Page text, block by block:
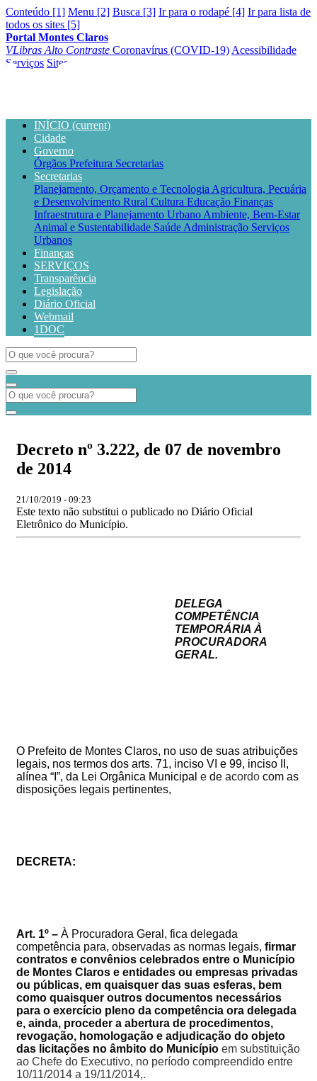
Conteúdo [1] Menu [2] Busca [3] Ir para o rodapé [4] Ir para lista de
todos os sites [5]
Portal Montes Claros
VLibras Alto Contraste Coronavírus (COVID-19) Acessibilidade
Serviços Sites
INÍCIO (current)
Cidade
Governo
Órgãos Prefeitura Secretarias
Secretarias
Planejamento, Orçamento e Tecnologia Agricultura, Pecuária
e Desenvolvimento Rural Cultura Educação Finanças
Infraestrutura e Planejamento Urbano Ambiente, Bem-Estar
Animal e Sustentabilidade Saúde Administração Serviços
Urbanos
Finanças
SERVIÇOS
Transparência
Legislação
Diário Oficial
Webmail
1DOC
Decreto nº 3.222, de 07 de novembro
de 2014
21/10/2019 - 09:23
Este texto não substitui o publicado no Diário Oficial
Eletrônico do Município.
DELEGA
COMPETÊNCIA
TEMPORÁRIA À
PROCURADORA
GERAL.
O Prefeito de Montes Claros, no uso de suas atribuições
legais, nos termos dos arts. 71, inciso VI e 99, inciso II,
alínea “I”, da Lei Orgânica Municipal e de acordo com as
disposições legais pertinentes,
DECRETA:
Art. 1º – À Procuradora Geral, fica delegada
competência para, observadas as normas legais, firmar
contratos e convênios celebrados entre o Município
de Montes Claros e entidades ou empresas privadas
ou públicas, em quaisquer das suas esferas, bem
como quaisquer outros documentos necessários
para o exercício pleno da competência ora delegada
e, ainda, proceder a abertura de procedimentos,
revogação, homologação e adjudicação do objeto
das licitações no âmbito do Município em substituição
ao Chefe do Executivo, no período compreendido entre
10/11/2014 a 19/11/2014,.